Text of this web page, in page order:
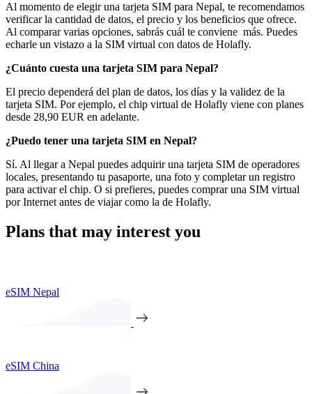
Al momento de elegir una tarjeta SIM para Nepal, te recomendamos
verificar la cantidad de datos, el precio y los beneficios que ofrece.
Al comparar varias opciones, sabrás cuál te conviene más. Puedes
echarle un vistazo a la SIM virtual con datos de Holafly.
¿Cuánto cuesta una tarjeta SIM para Nepal?
El precio dependerá del plan de datos, los días y la validez de la
tarjeta SIM. Por ejemplo, el chip virtual de Holafly viene con planes
desde 28,90 EUR en adelante.
¿Puedo tener una tarjeta SIM en Nepal?
Sí. Al llegar a Nepal puedes adquirir una tarjeta SIM de operadores
locales, presentando tu pasaporte, una foto y completar un registro
para activar el chip. O si prefieres, puedes comprar una SIM virtual
por Internet antes de viajar como la de Holafly.
Plans that may interest you
eSIM Nepal
eSIM China